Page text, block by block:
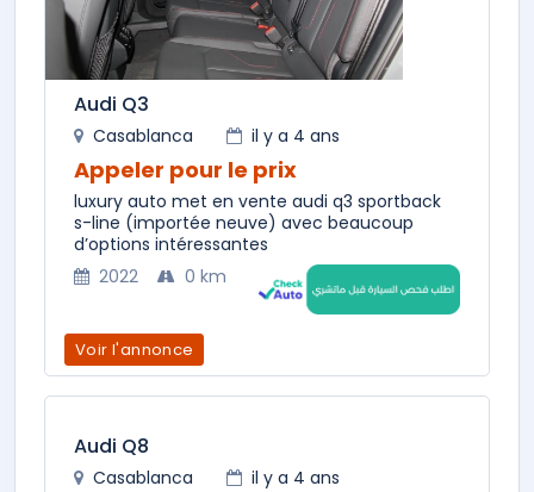
Audi Q3
Casablanca il y a 4 ans
Appeler pour le prix
luxury auto met en vente audi q3 sportback
s-line (importée neuve) avec beaucoup
d’options intéressantes
2022
0 km
Voir l'annonce
Audi Q8
Casablanca il y a 4 ans